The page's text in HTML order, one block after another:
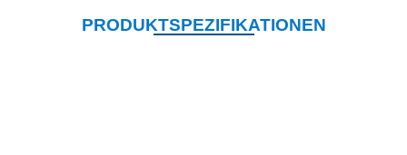
PRODUKTSPEZIFIKATIONEN